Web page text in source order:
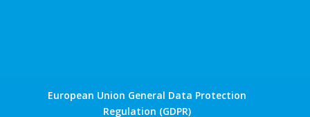
European Union General Data Protection
Regulation (GDPR)